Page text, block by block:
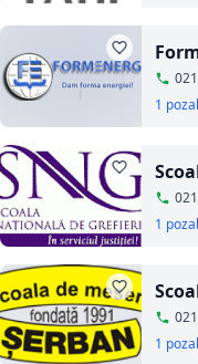
1 poza
1 poza
1 poza